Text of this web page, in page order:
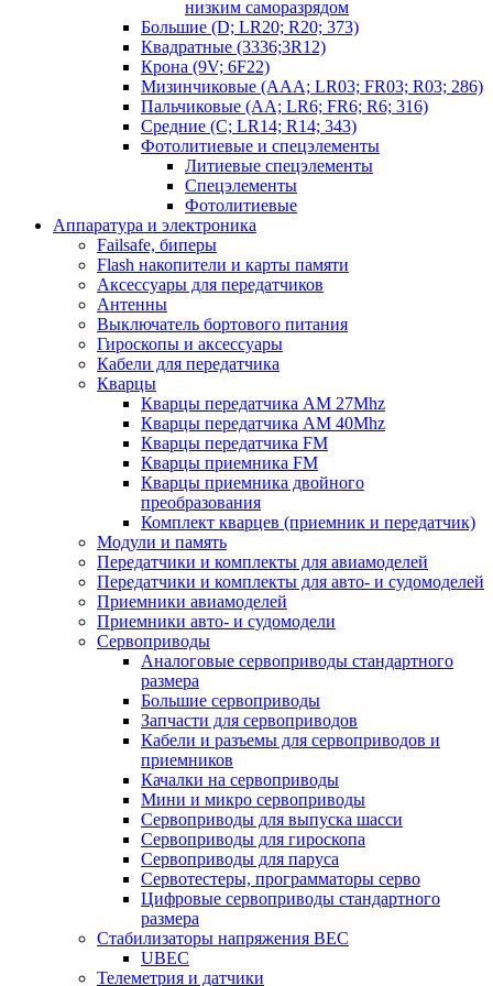
низким саморазрядом
Большие (D; LR20; R20; 373)
Квадратные (3336;3R12)
Крона (9V; 6F22)
Мизинчиковые (AAA; LR03; FR03; R03; 286)
Пальчиковые (AA; LR6; FR6; R6; 316)
Средние (C; LR14; R14; 343)
Фотолитиевые и спецэлементы
Литиевые спецэлементы
Спецэлементы
Фотолитиевые
Аппаратура и электроника
Failsafe, биперы
Flash накопители и карты памяти
Аксессуары для передатчиков
Антенны
Выключатель бортового питания
Гироскопы и аксессуары
Кабели для передатчика
Кварцы
Кварцы передатчика AM 27Mhz
Кварцы передатчика AM 40Mhz
Кварцы передатчика FM
Кварцы приемника FM
Кварцы приемника двойного
преобразования
Комплект кварцев (приемник и передатчик)
Модули и память
Передатчики и комплекты для авиамоделей
Передатчики и комплекты для авто- и судомоделей
Приемники авиамоделей
Приемники авто- и судомодели
Сервоприводы
Аналоговые сервоприводы стандартного
размера
Большие сервоприводы
Запчасти для сервоприводов
Кабели и разъемы для сервоприводов и
приемников
Качалки на сервоприводы
Мини и микро сервоприводы
Сервоприводы для выпуска шасси
Сервоприводы для гироскопа
Сервоприводы для паруса
Сервотестеры, программаторы серво
Цифровые сервоприводы стандартного
размера
Стабилизаторы напряжения BEC
UBEC
Телеметрия и датчики